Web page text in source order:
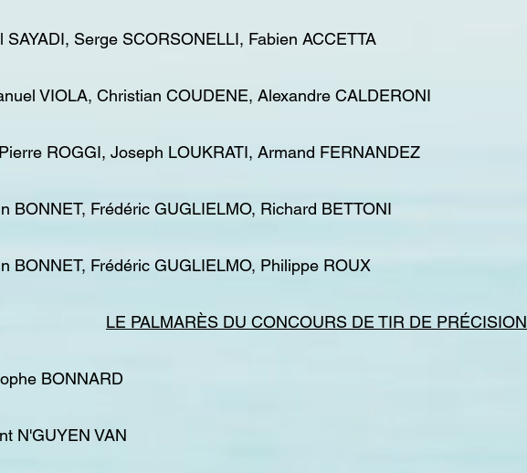
SAYADI, Serge SCORSONELLI, Fabien ACCETTA
VIOLA, Christian COUDENE, Alexandre CALDERONI
ROGGI, Joseph LOUKRATI, Armand FERNANDEZ
BONNET, Frédéric GUGLIELMO, Richard BETTONI
BONNET, Frédéric GUGLIELMO, Philippe ROUX
LE PALMARÈS DU CONCOURS DE TIR DE PRÉCISION
BONNARD
N'GUYEN VAN